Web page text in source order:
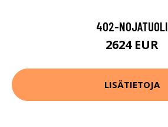
402-NOJATUOLI
2624 EUR
LISÄTIETOJA